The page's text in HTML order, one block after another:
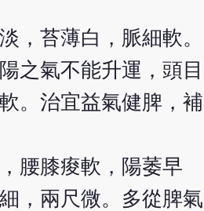
，苔薄白，脈細軟。
之氣不能升運，頭目
。治宜益氣健脾，補
腰膝痠軟，陽萎早
，兩尺微。多從脾氣